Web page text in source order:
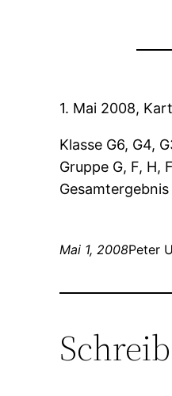
1. Mai 2008,
Klasse G6, G4,
Gruppe G, F, H,
Gesamtergebnis
Mai 1, 2008Peter